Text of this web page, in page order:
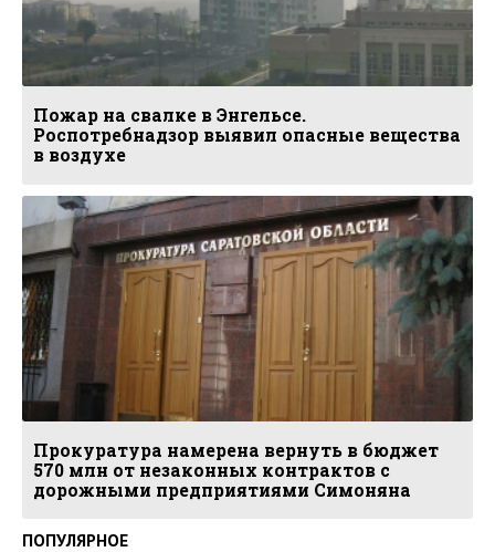
Пожар на свалке в Энгельсе.
Роспотребнадзор выявил опасные вещества
в воздухе
Прокуратура намерена вернуть в бюджет
570 млн от незаконных контрактов с
дорожными предприятиями Симоняна
ПОПУЛЯРНОЕ